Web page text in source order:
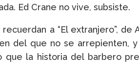
Ed Crane no vive, subsiste.
a “El extranjero”,
del que no se
la historia del barbero